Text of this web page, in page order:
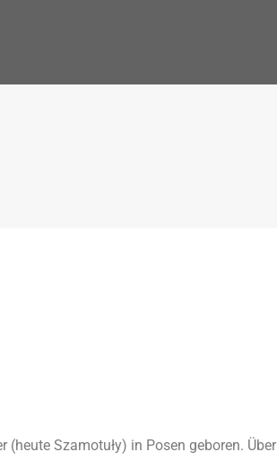
Szamotuły) in Posen geboren. Über